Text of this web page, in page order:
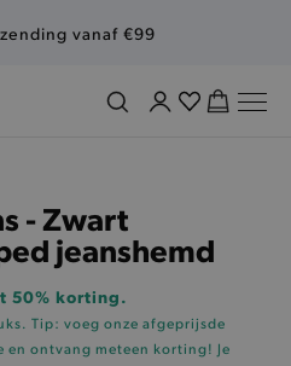
vanaf €99
- Zwart
jeanshemd
50% korting.
Tip: voeg onze afgeprijsde
en ontvang meteen korting! Je